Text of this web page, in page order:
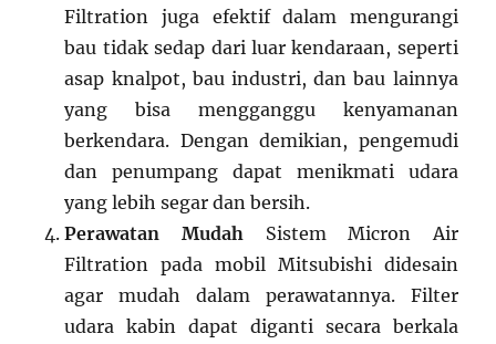
Filtration juga efektif dalam mengurangi
bau tidak sedap dari luar kendaraan, seperti
asap knalpot, bau industri, dan bau lainnya
yang bisa mengganggu kenyamanan
berkendara. Dengan demikian, pengemudi
dan penumpang dapat menikmati udara
yang lebih segar dan bersih.
Perawatan Mudah Sistem Micron Air
Filtration pada mobil Mitsubishi didesain
agar mudah dalam perawatannya. Filter
udara kabin dapat diganti secara berkala